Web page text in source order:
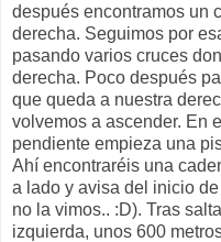
después encontramos un
derecha. Seguimos por
pasando varios cruces
derecha. Poco después
que queda a nuestra
volvemos a ascender. En
pendiente empieza una
Ahí encontraréis una
a lado y avisa del inicio
no la vimos.. :D). Tras
izquierda, unos 600